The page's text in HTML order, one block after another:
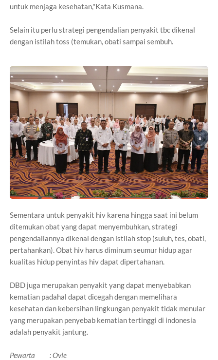
untuk menjaga kesehatan,"Kata Kusmana.
Selain itu perlu strategi pengendalian penyakit tbc dikenal
dengan istilah toss (temukan, obati sampai sembuh.
Sementara untuk penyakit hiv karena hingga saat ini belum
ditemukan obat yang dapat menyembuhkan, strategi
pengendaliannya dikenal dengan istilah stop (suluh, tes, obati,
pertahankan). Obat hiv harus diminum seumur hidup agar
kualitas hidup penyintas hiv dapat dipertahanan.
DBD juga merupakan penyakit yang dapat menyebabkan
kematian padahal dapat dicegah dengan memelihara
kesehatan dan kebersihan lingkungan penyakit tidak menular
yang merupakan penyebab kematian tertinggi di indonesia
adalah penyakit jantung.
Pewarta : Ovie